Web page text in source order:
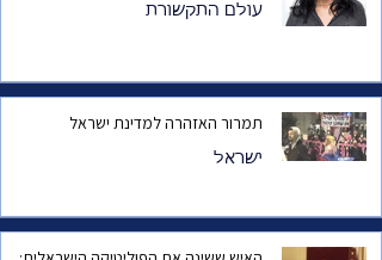
עולם התקשורת
תמרור האזהרה למדינת ישראל
ישראל